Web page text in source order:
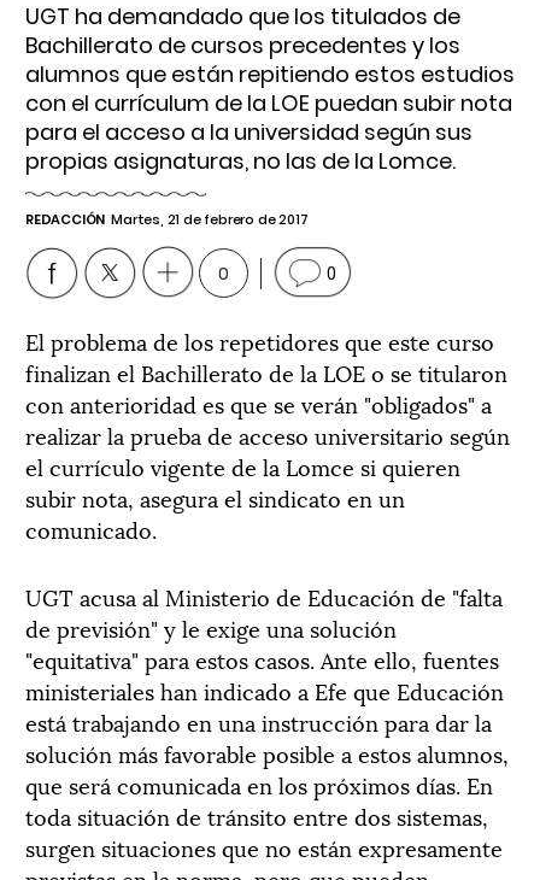
UGT ha demandado que los titulados de
Bachillerato de cursos precedentes y los
alumnos que están repitiendo estos estudios
con el currículum de la LOE puedan subir nota
para el acceso a la universidad según sus
propias asignaturas, no las de la Lomce.
REDACCIÓN Martes, 21 de febrero de 2017
0 0
El problema de los repetidores que este curso
finalizan el Bachillerato de la LOE o se titularon
con anterioridad es que se verán "obligados" a
realizar la prueba de acceso universitario según
el currículo vigente de la Lomce si quieren
subir nota, asegura el sindicato en un
comunicado.
UGT acusa al Ministerio de Educación de "falta
de previsión" y le exige una solución
"equitativa" para estos casos. Ante ello, fuentes
ministeriales han indicado a Efe que Educación
está trabajando en una instrucción para dar la
solución más favorable posible a estos alumnos,
que será comunicada en los próximos días. En
toda situación de tránsito entre dos sistemas,
surgen situaciones que no están expresamente